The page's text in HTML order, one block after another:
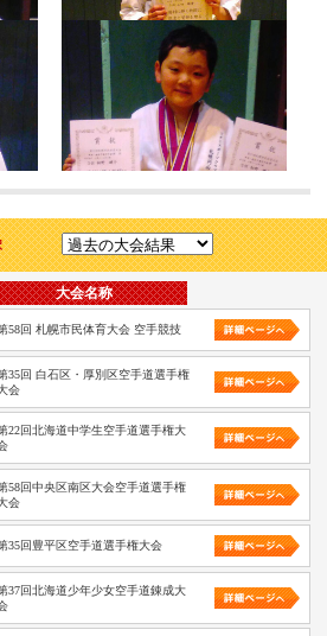
大会名称
58回 札幌市民体育大会 空手競技
35回 白石区・厚別区空手道選手権
会
22回北海道中学生空手道選手権大
58回中央区南区大会空手道選手権
会
35回豊平区空手道選手権大会
37回北海道少年少女空手道錬成大